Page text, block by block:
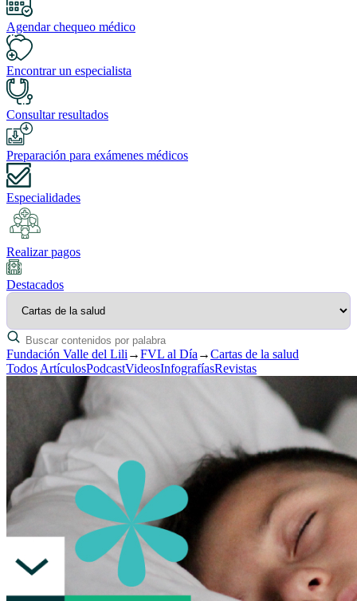
Agendar chequeo médico
Encontrar un especialista
Consultar resultados
Preparación para exámenes médicos
Especialidades
Realizar pagos
Destacados
Fundación Valle del Lili →FVL al Día →Cartas de la salud
Todos ArtículosPodcastVideosInfografíasRevistas